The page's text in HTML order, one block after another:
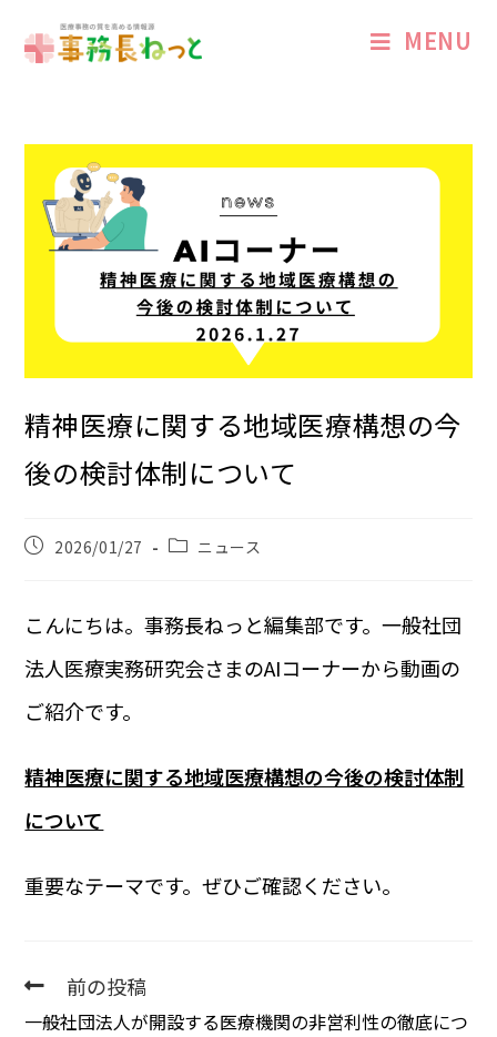
MENU
精神医療に関する地域医療構想の今
後の検討体制について
2026/01/27 ニュース
こんにちは。事務長ねっと編集部です。一般社団
法人医療実務研究会さまのAIコーナーから動画の
ご紹介です。
精神医療に関する地域医療構想の今後の検討体制
について
重要なテーマです。ぜひご確認ください。
前の投稿
一般社団法人が開設する医療機関の非営利性の徹底につ